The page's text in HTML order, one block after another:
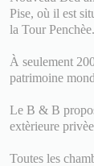
Pise, où il est
la Tour Penchèe.
À seulement
patrimoine
Le B & B
extèrieure
Toutes les